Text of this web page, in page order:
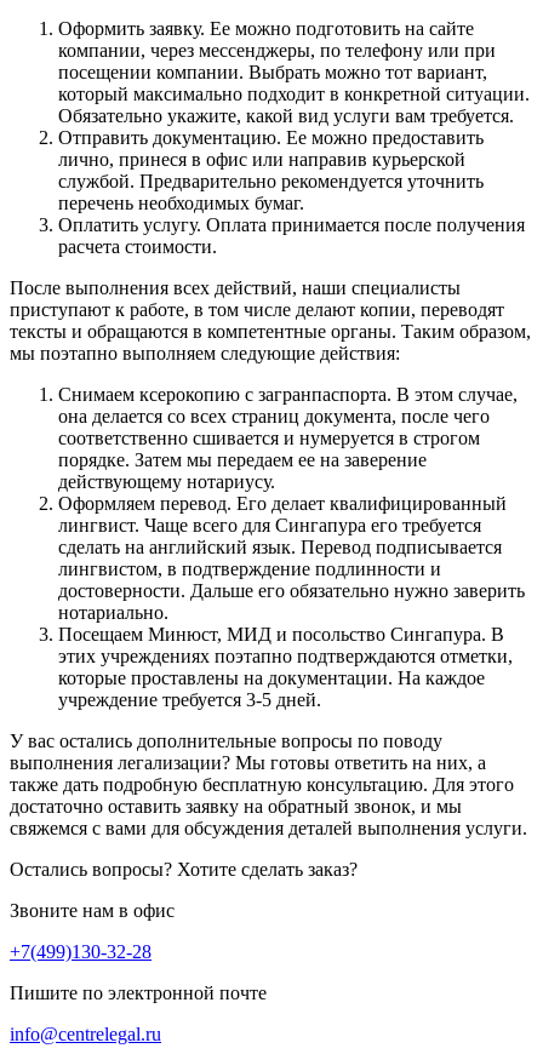
Оформить заявку. Ее можно подготовить на сайте
компании, через мессенджеры, по телефону или при
посещении компании. Выбрать можно тот вариант,
который максимально подходит в конкретной ситуации.
Обязательно укажите, какой вид услуги вам требуется.
Отправить документацию. Ее можно предоставить
лично, принеся в офис или направив курьерской
службой. Предварительно рекомендуется уточнить
перечень необходимых бумаг.
Оплатить услугу. Оплата принимается после получения
расчета стоимости.
После выполнения всех действий, наши специалисты
приступают к работе, в том числе делают копии, переводят
тексты и обращаются в компетентные органы. Таким образом,
мы поэтапно выполняем следующие действия:
Снимаем ксерокопию с загранпаспорта. В этом случае,
она делается со всех страниц документа, после чего
соответственно сшивается и нумеруется в строгом
порядке. Затем мы передаем ее на заверение
действующему нотариусу.
Оформляем перевод. Его делает квалифицированный
лингвист. Чаще всего для Сингапура его требуется
сделать на английский язык. Перевод подписывается
лингвистом, в подтверждение подлинности и
достоверности. Дальше его обязательно нужно заверить
нотариально.
Посещаем Минюст, МИД и посольство Сингапура. В
этих учреждениях поэтапно подтверждаются отметки,
которые проставлены на документации. На каждое
учреждение требуется 3-5 дней.
У вас остались дополнительные вопросы по поводу
выполнения легализации? Мы готовы ответить на них, а
также дать подробную бесплатную консультацию. Для этого
достаточно оставить заявку на обратный звонок, и мы
свяжемся с вами для обсуждения деталей выполнения услуги.
Остались вопросы? Хотите сделать заказ?
Звоните нам в офис
+7(499)130-32-28
Пишите по электронной почте
info@centrelegal.ru